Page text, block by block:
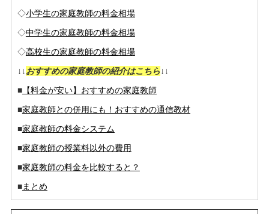
◇小学生の家庭教師の料金相場
◇中学生の家庭教師の料金相場
◇高校生の家庭教師の料金相場
↓↓おすすめの家庭教師の紹介はこちら↓↓
■【料金が安い】おすすめの家庭教師
■家庭教師との併用にも！おすすめの通信教材
■家庭教師の料金システム
■家庭教師の授業料以外の費用
■家庭教師の料金を比較すると？
■まとめ